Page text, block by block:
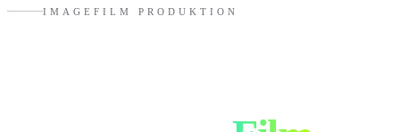
IMAGEFILM PRODUKTION